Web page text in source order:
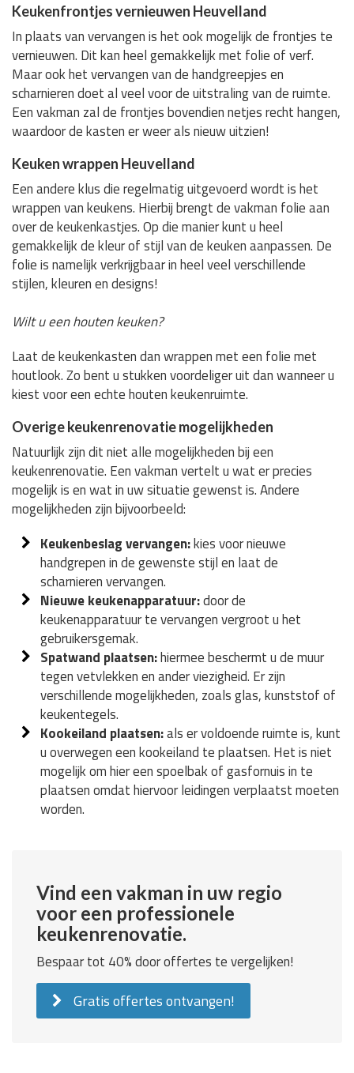
Keukenfrontjes vernieuwen Heuvelland
In plaats van vervangen is het ook mogelijk de frontjes te
vernieuwen. Dit kan heel gemakkelijk met folie of verf.
Maar ook het vervangen van de handgreepjes en
scharnieren doet al veel voor de uitstraling van de ruimte.
Een vakman zal de frontjes bovendien netjes recht hangen,
waardoor de kasten er weer als nieuw uitzien!
Keuken wrappen Heuvelland
Een andere klus die regelmatig uitgevoerd wordt is het
wrappen van keukens. Hierbij brengt de vakman folie aan
over de keukenkastjes. Op die manier kunt u heel
gemakkelijk de kleur of stijl van de keuken aanpassen. De
folie is namelijk verkrijgbaar in heel veel verschillende
stijlen, kleuren en designs!
Wilt u een houten keuken?
Laat de keukenkasten dan wrappen met een folie met
houtlook. Zo bent u stukken voordeliger uit dan wanneer u
kiest voor een echte houten keukenruimte.
Overige keukenrenovatie mogelijkheden
Natuurlijk zijn dit niet alle mogelijkheden bij een
keukenrenovatie. Een vakman vertelt u wat er precies
mogelijk is en wat in uw situatie gewenst is. Andere
mogelijkheden zijn bijvoorbeeld:
Keukenbeslag vervangen:kies voor nieuwe
handgrepen in de gewenste stijl en laat de
scharnieren vervangen.
Nieuwe keukenapparatuur:door de
keukenapparatuur te vervangen vergroot u het
gebruikersgemak.
Spatwand plaatsen:hiermee beschermt u de muur
tegen vetvlekken en ander viezigheid. Er zijn
verschillende mogelijkheden, zoals glas, kunststof of
keukentegels.
Kookeiland plaatsen:als er voldoende ruimte is, kunt
u overwegen een kookeiland te plaatsen. Het is niet
mogelijk om hier een spoelbak of gasfornuis in te
plaatsen omdat hiervoor leidingen verplaatst moeten
worden.
Vind een vakman in uw regio
voor een professionele
keukenrenovatie.
Bespaar tot 40% door offertes te vergelijken!
Gratis offertes ontvangen!